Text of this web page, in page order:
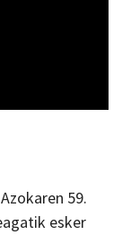
59.
esker